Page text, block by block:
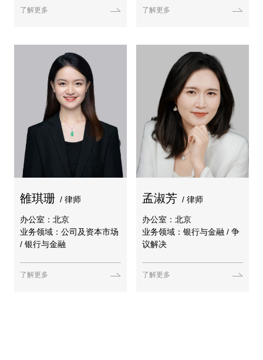
了解更多 了解更多
雒琪珊 / 律师
办公室：北京
业务领域：公司及资本市场
/ 银行与金融
了解更多
孟淑芳 / 律师
办公室：北京
业务领域：银行与金融 / 争
议解决
了解更多